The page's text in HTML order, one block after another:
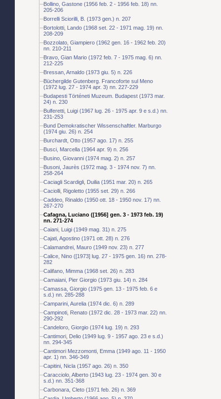
Bollino, Gastone (1956 feb. 2 - 1956 feb. 18) nn.
205-206
Borrelli Sciorilli, B. (1973 gen.) n. 207
Bortolotti, Lando (1968 set. 22 - 1971 mag. 19) nn.
208-209
Bozzolato, Giampiero (1962 gen. 16 - 1962 feb. 20)
nn. 210-211
Bravo, Gian Mario (1972 feb. 7 - 1975 mag. 6) nn.
212-225
Bressan, Arnaldo (1973 giu. 5) n. 226
Büchergilde Gutenberg. Francoforte sul Meno
(1972 lug. 27 - 1974 apr. 3) nn. 227-229
Budapesti Történeti Muzeum. Budapest (1973 mar.
24) n. 230
Bulferetti, Luigi (1967 lug. 26 - 1975 apr. 9 e s.d.) nn.
231-253
Bund Demokratischer Wissenschaftler. Marburgo
(1974 giu. 26) n. 254
Burchardt, Otto (1957 ago. 17) n. 255
Busci, Marcella (1964 apr. 9) n. 256
Busino, Giovanni (1974 mag. 2) n. 257
Busoni, Jaurès (1972 mag. 3 - 1974 nov. 7) nn.
258-264
Caciagli Scardigli, Duilia (1951 mar. 20) n. 265
Caciolli, Rigoletto (1955 set. 29) n. 266
Caddeo, Rinaldo (1950 ott. 18 - 1950 nov. 17) nn.
267-270
Cafagna, Luciano ([1956] gen. 3 - 1973 feb. 19)
nn. 271-274
Caiani, Luigi (1949 mag. 31) n. 275
Cajati, Agostino (1971 ott. 28) n. 276
Calamandrei, Mauro (1949 nov. 23) n. 277
Calice, Nino ([1973] lug. 27 - 1975 gen. 16) nn. 278-
282
Califano, Mimma (1968 set. 26) n. 283
Camaiani, Pier Giorgio (1973 giu. 14) n. 284
Camassa, Giorgio (1975 gen. 13 - 1975 feb. 6 e
s.d.) nn. 285-288
Camparini, Aurelia (1974 dic. 6) n. 289
Campinoti, Renato (1972 dic. 28 - 1973 mar. 22) nn.
290-292
Candeloro, Giorgio (1974 lug. 19) n. 293
Cantimori, Delio (1949 lug. 9 - 1957 ago. 23 e s.d.)
nn. 294-345
Cantimori Mezzomonti, Emma (1949 ago. 11 - 1950
apr. 1) nn. 346-349
Capitini, Nicla (1957 ago. 26) n. 350
Caracciolo, Alberto (1943 lug. 23 - 1974 gen. 30 e
s.d.) nn. 351-368
Carbonara, Cleto (1971 feb. 26) n. 369